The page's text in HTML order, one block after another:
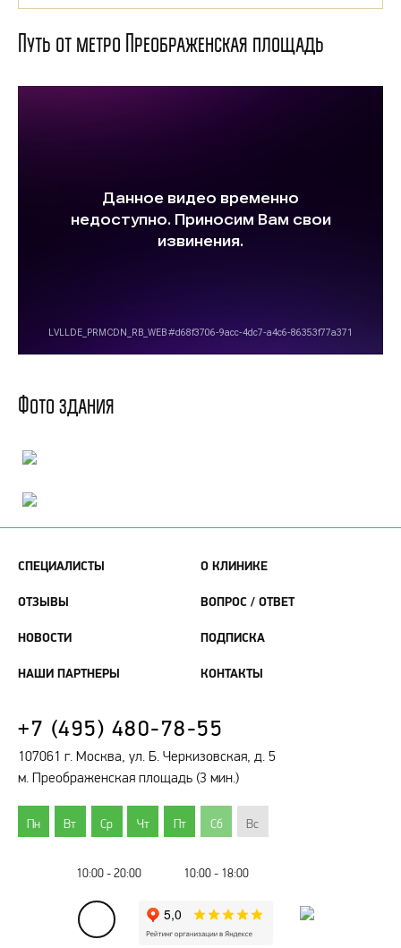
Путь от метро Преображенская площадь
Фото здания
СПЕЦИАЛИСТЫ О КЛИНИКЕ
ОТЗЫВЫ ВОПРОС / ОТВЕТ
НОВОСТИ ПОДПИСКА
НАШИ ПАРТНЕРЫ КОНТАКТЫ
+7 (495) 480-78-55
107061 г. Москва, ул. Б. Черкизовская, д. 5
м. Преображенская площадь (3 мин.)
Пн Вт Ср Чт Пт Сб Вс
10:00 - 20:00 10:00 - 18:00